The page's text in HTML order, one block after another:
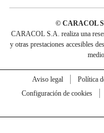
© CARACOL
CARACOL S.A. realiza una
y otras prestaciones accesibles
Aviso legal Política
Configuración de cookies